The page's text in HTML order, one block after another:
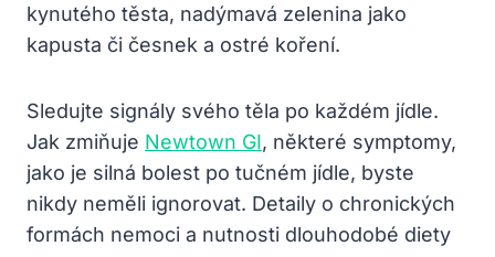
kynutého těsta, nadýmavá zelenina jako
kapusta či česnek a ostré koření.
Sledujte signály svého těla po každém jídle.
Jak zmiňuje Newtown GI, některé symptomy,
jako je silná bolest po tučném jídle, byste
nikdy neměli ignorovat. Detaily o chronických
formách nemoci a nutnosti dlouhodobé diety